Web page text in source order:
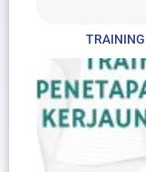
TRAINING